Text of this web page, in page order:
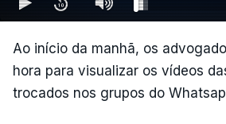
Ao início da manhã, os
hora para visualizar os vídeos
trocados nos grupos do